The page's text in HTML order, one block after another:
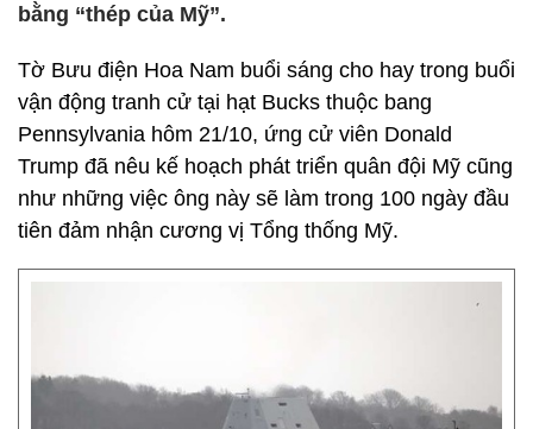
bằng “thép của Mỹ”.
Tờ Bưu điện Hoa Nam buổi sáng cho hay trong buổi
vận động tranh cử tại hạt Bucks thuộc bang
Pennsylvania hôm 21/10, ứng cử viên Donald
Trump đã nêu kế hoạch phát triển quân đội Mỹ cũng
như những việc ông này sẽ làm trong 100 ngày đầu
tiên đảm nhận cương vị Tổng thống Mỹ.